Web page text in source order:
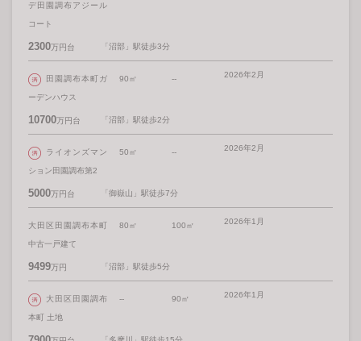
デ田園調布アジール
コート
2300万円台 「沼部」駅徒歩3分
田園調布本町ガ
ーデンハウス
2026年2月
10700万円台
90㎡ --
「沼部」駅徒歩2分
ライオンズマン
ション田園調布第2
2026年2月
5000万円台
50㎡ --
「御嶽山」駅徒歩7分
大田区田園調布本町
中古一戸建て
2026年1月
9499万円
80㎡ 100㎡
「沼部」駅徒歩5分
大田区田園調布
本町 土地
2026年1月
-- 90㎡